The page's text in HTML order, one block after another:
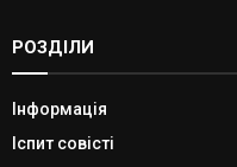
РОЗДІЛИ
Інформація
Іспит совісті